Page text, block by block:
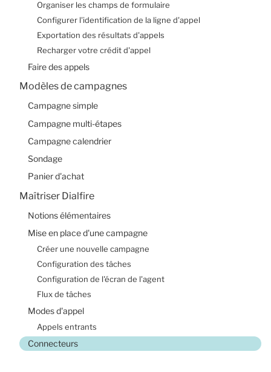
Contact
Organiser les champs de formulaire
Configurer l'identification de la ligne d'appel
Exportation des résultats d'appels
Recharger votre crédit d'appel
Faire des appels
Modèles de campagnes
Campagne simple
Campagne multi-étapes
Campagne calendrier
Sondage
Panier d'achat
Maîtriser Dialfire
Notions élémentaires
Mise en place d'une campagne
Créer une nouvelle campagne
Configuration des tâches
Configuration de l'écran de l'agent
Flux de tâches
Modes d'appel
Appels entrants
Connecteurs